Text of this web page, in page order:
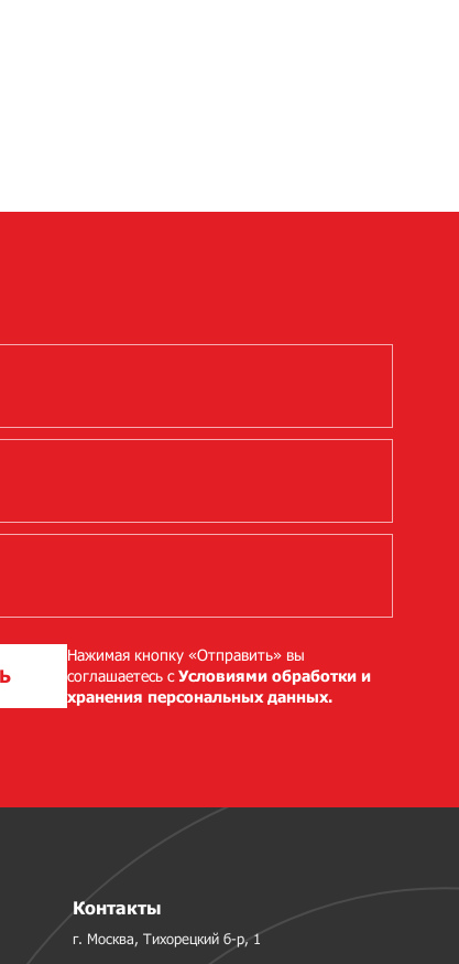
Нажимая кнопку «Отправить» вы
соглашаетесь сУсловиями обработки и
хранения персональных данных.
Контакты
г. Москва, Тихорецкий б-р, 1